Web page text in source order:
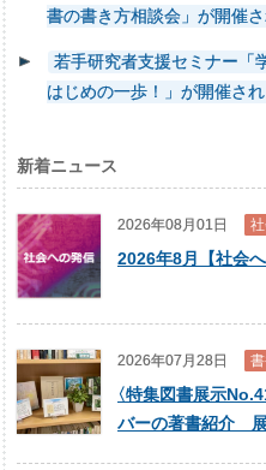
書の書き方相談会」が開催
若手研究者支援セミナー
はじめの一歩！」が開催さ
新着ニュース
2026年08月01日
2026年8月【社会へ
2026年07月28日
〈特集図書展示
バーの著書紹介